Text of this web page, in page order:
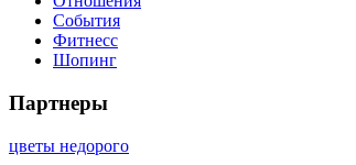
События
Фитнесс
Шопинг
Партнеры
цветы недорого